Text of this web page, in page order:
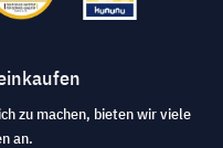
zu machen, bieten wir viele
an.